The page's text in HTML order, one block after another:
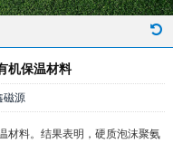
机保温材料
磁源
材料。结果表明，硬质泡沫聚氨